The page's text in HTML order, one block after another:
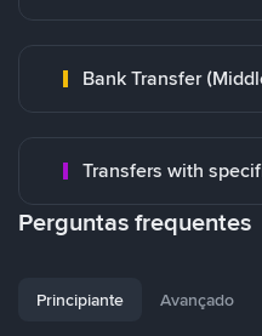
Bank Transfer
Transfers with
Perguntas frequentes
Principiante Avançado